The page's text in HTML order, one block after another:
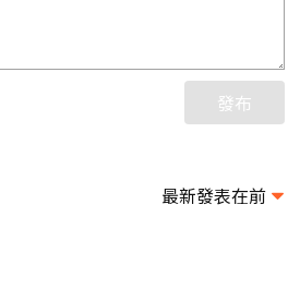
發布
最新發表在前